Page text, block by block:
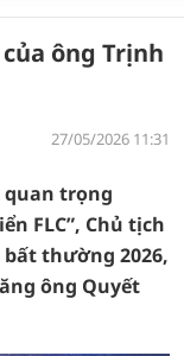
ông Trịnh
27/05/2026 11:31
quan trọng
FLC”, Chủ tịch
bất thường 2026,
ông Quyết